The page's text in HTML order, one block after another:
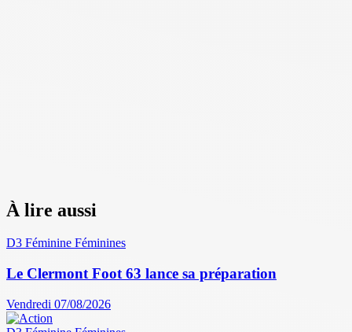
À lire aussi
D3 Féminine Féminines
Le Clermont Foot 63 lance sa préparation
Vendredi 07/08/2026